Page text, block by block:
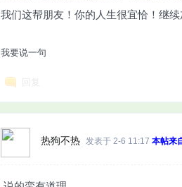
我们这帮朋友！你的人生很宜恰！继续
我要说一句
热狗不热 发表于 2-6 11:17 本帖来